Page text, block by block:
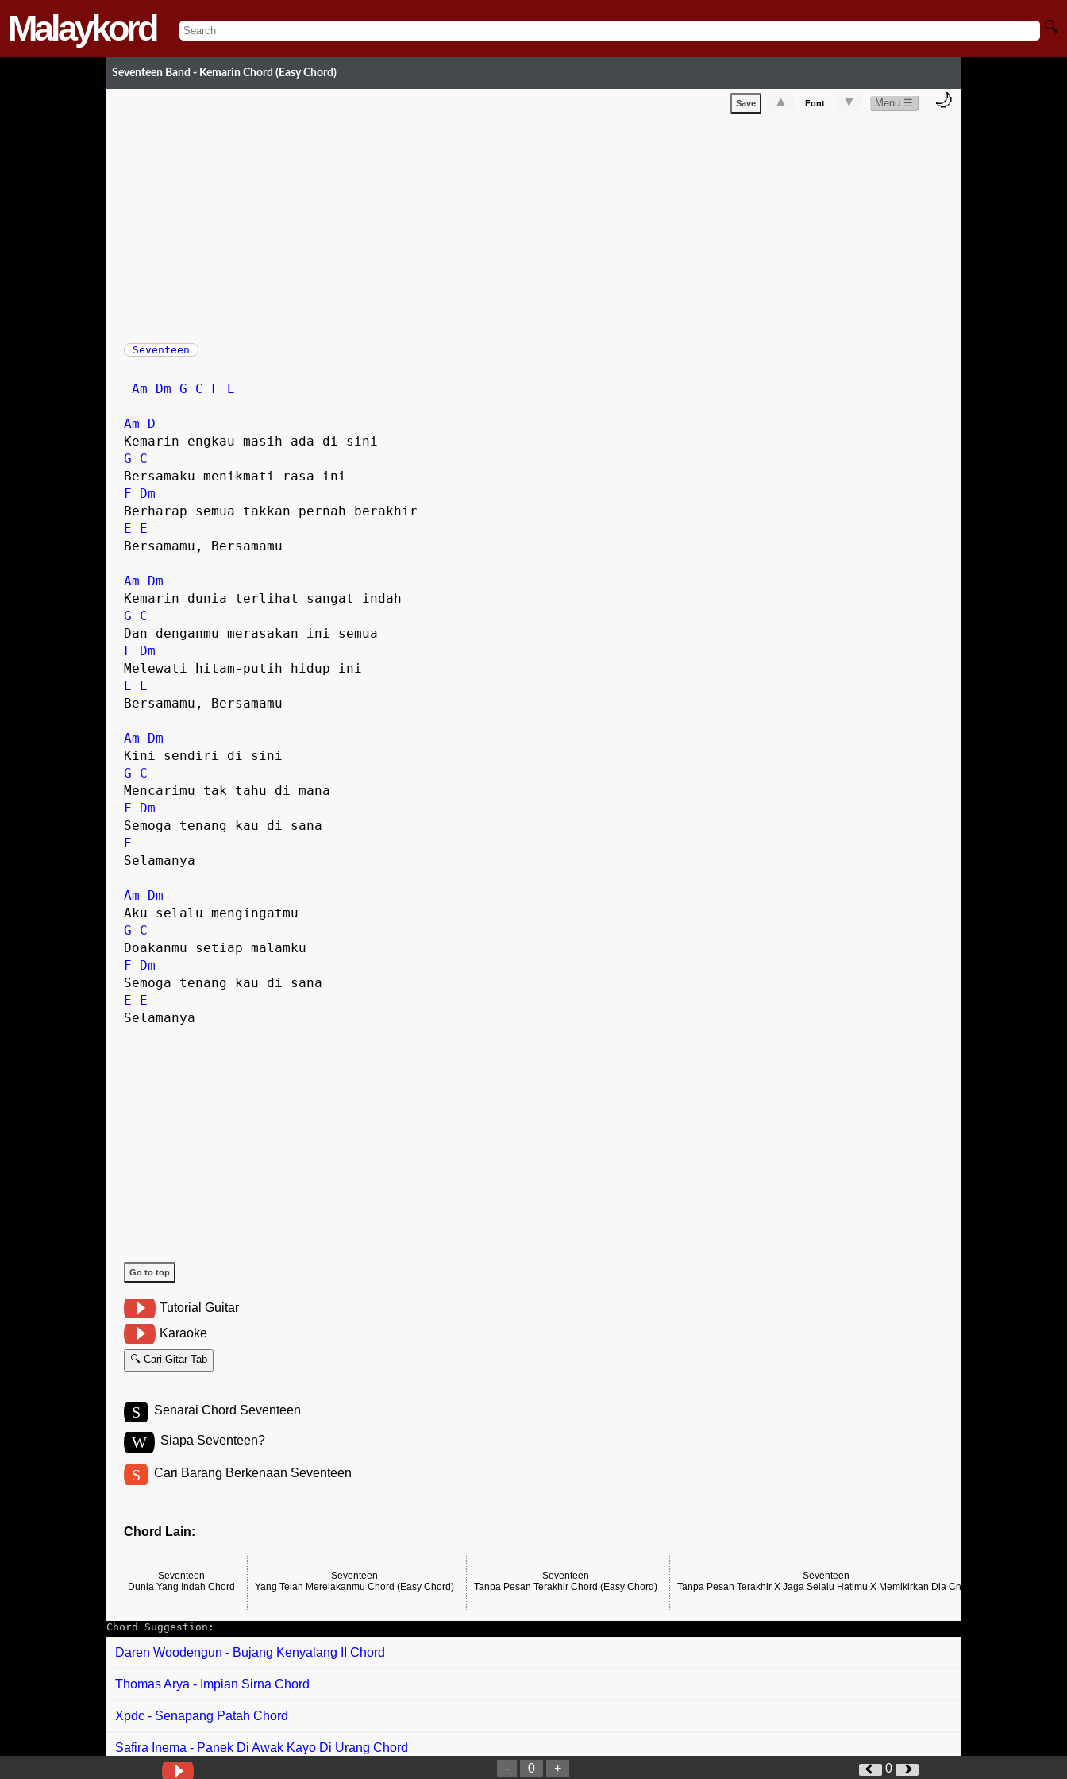
Malaykord 🔍
Seventeen Band - Kemarin Chord (Easy Chord)
Save ▲ Font ▼ Menu ☰ 🌙
Seventeen
Am Dm G C F E
Am
D
G
C
F
Dm
E
E
Bersamamu, Bersamamu
Am
Dm
G
C
F
Dm
E
E
Bersamamu, Bersamamu
Am
Dm
G
C
F
Dm
E
Selamanya
Am
Dm
G
C
F
Dm
E
E
Selamanya
Go to top
Tutorial Guitar
Karaoke
🔍 Cari Gitar Tab
S Senarai Chord Seventeen
W Siapa Seventeen?
S Cari Barang Berkenaan Seventeen
Chord Lain:
Seventeen
Dunia Yang Indah Chord
Seventeen
Yang Telah Merelakanmu Chord (Easy Chord)
Seventeen
Tanpa Pesan Terakhir Chord (Easy Chord)
Seventeen
Tanpa Pesan Terakhir X Jaga Selalu Hatimu X Memikirkan Dia Chord
Chord Suggestion:
Daren Woodengun - Bujang Kenyalang II Chord
Thomas Arya - Impian Sirna Chord
Xpdc - Senapang Patah Chord
Safira Inema - Panek Di Awak Kayo Di Urang Chord
- 0 + 0